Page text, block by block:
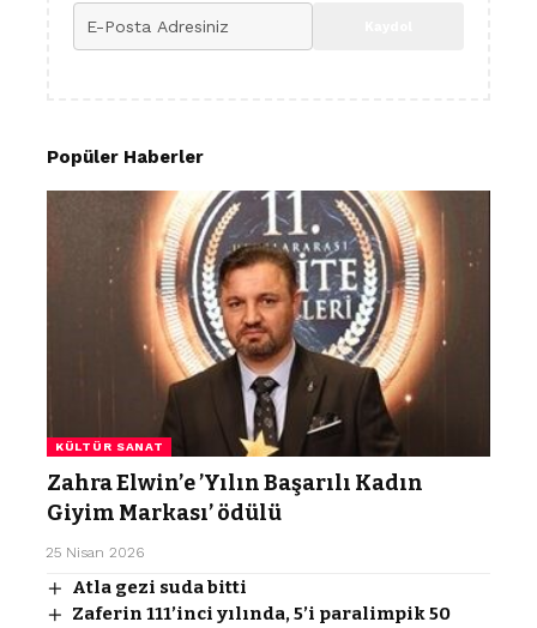
Popüler Haberler
KÜLTÜR SANAT
Zahra Elwin’e ’Yılın Başarılı Kadın
Giyim Markası’ ödülü
25 Nisan 2026
Atla gezi suda bitti
Zaferin 111’inci yılında, 5’i paralimpik 50